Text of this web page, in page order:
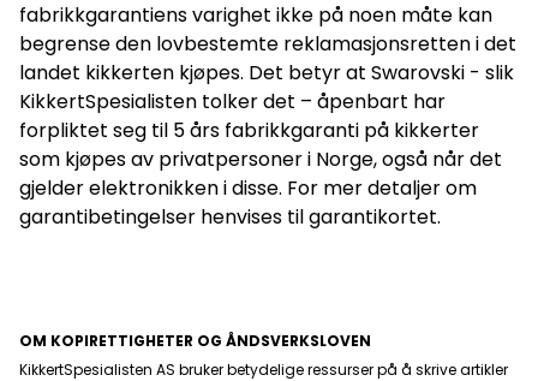
fabrikkgarantiens varighet ikke på noen måte kan
begrense den lovbestemte reklamasjonsretten i det
landet kikkerten kjøpes. Det betyr at Swarovski - slik
KikkertSpesialisten tolker det – åpenbart har
forpliktet seg til 5 års fabrikkgaranti på kikkerter
som kjøpes av privatpersoner i Norge, også når det
gjelder elektronikken i disse. For mer detaljer om
garantibetingelser henvises til garantikortet.
OM KOPIRETTIGHETER OG ÅNDSVERKSLOVEN
KikkertSpesialisten AS bruker betydelige ressurser på å skrive artikler